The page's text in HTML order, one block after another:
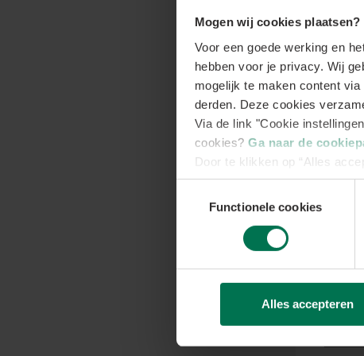
Mogen wij cookies plaatsen?
Voor een goede werking en
hebben voor je privacy. Wij
mogelijk te maken content
derden. Deze cookies
Via de link "Cookie
cookies? Ga naar de
Door te klikken op “Alles
Functionele cookies
Alles accepteren
Jouw
Onze
een
Naam